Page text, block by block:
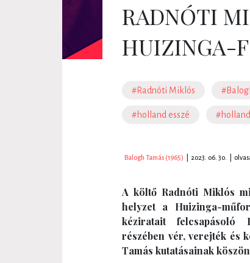
RADNÓTI
HUIZINGA-
#Radnóti Miklós
#holland esszé
Balogh Tamás (1965) 2023. 06. 30.
A költő Radnóti Miklós
helyzet a Huizinga-
kéziratait felcsapásoló
részében vér, verejték és
Tamás kutatásainak